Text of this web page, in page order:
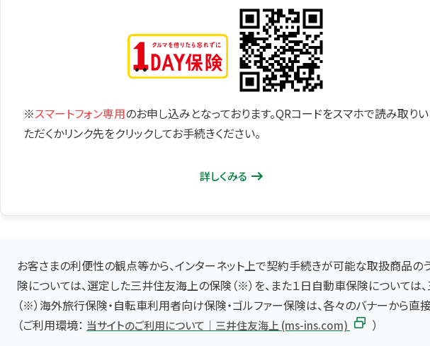
※スマートフォン専用のお申し込みとなっております。QRコードをスマホで読み取りい
ただくかリンク先をクリックしてお手続きください。
詳しくみる
お客さまの利便性の観点等から、インターネット上で契約手続きが可能な取扱商品
険については、選定した三井住友海上の保険（※）を、また１日自動車保険について
（※）海外旅行保険・自転車利用者向け保険・ゴルファー保険は、各々のバナーから
（ご利用環境： 当サイトのご利用について｜三井住友海上 (ms-ins.com) ）